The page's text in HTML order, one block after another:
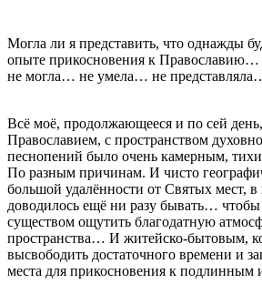
Могла ли я представить, что однажды
опыте прикосновения к Православию…
не могла… не умела… не
Всё моё, продолжающееся и по сей
Православием, с пространством
песнопений было очень камерным,
По разным причинам. И чисто
большой удалённости от Святых мест,
доводилось ещё ни разу бывать…
существом ощутить благодатную
пространства… И житейско-бытовым,
высвободить достаточного времени и
места для прикосновения к подлинным